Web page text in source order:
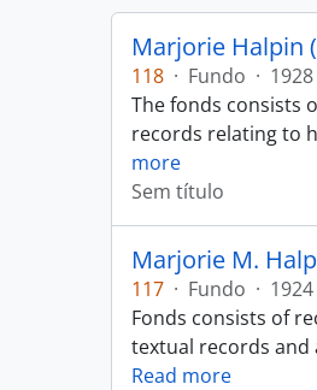
Marjorie Halpin
118 · Fundo ·
The fonds consists
records relating to
more
Sem título
Marjorie M.
117 · Fundo ·
Fonds consists of
textual records and
Read more